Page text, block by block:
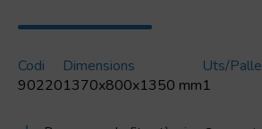
Codi
90220
Dimensions
1370x800x1350 mm
Uts/
1